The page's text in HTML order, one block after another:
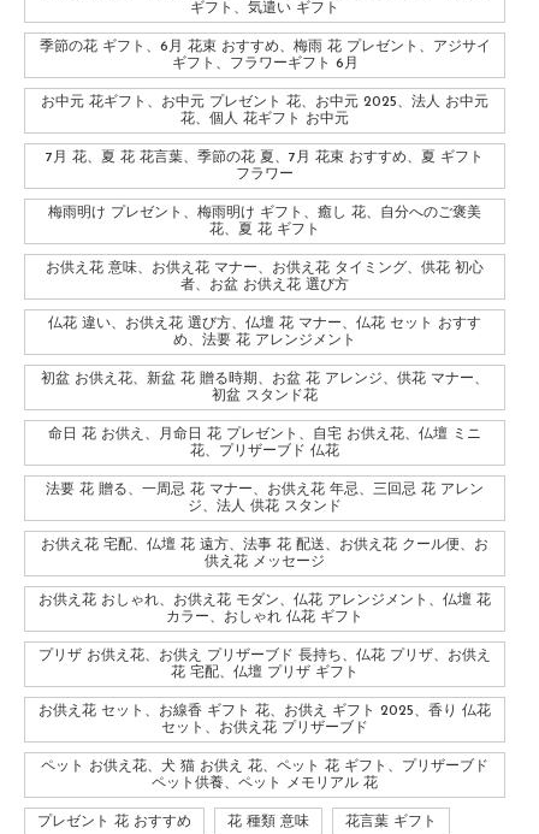
ギフト、気遣い ギフト
季節の花 ギフト、6月 花束 おすすめ、梅雨 花 プレゼント、アジサイ
ギフト、フラワーギフト 6月
お中元 花ギフト、お中元 プレゼント 花、お中元 2025、法人 お中元
花、個人 花ギフト お中元
7月 花、夏 花 花言葉、季節の花 夏、7月 花束 おすすめ、夏 ギフト
フラワー
梅雨明け プレゼント、梅雨明け ギフト、癒し 花、自分へのご褒美
花、夏 花 ギフト
お供え花 意味、お供え花 マナー、お供え花 タイミング、供花 初心
者、お盆 お供え花 選び方
仏花 違い、お供え花 選び方、仏壇 花 マナー、仏花 セット おすす
め、法要 花 アレンジメント
初盆 お供え花、新盆 花 贈る時期、お盆 花 アレンジ、供花 マナー、
初盆 スタンド花
命日 花 お供え、月命日 花 プレゼント、自宅 お供え花、仏壇 ミニ
花、プリザーブド 仏花
法要 花 贈る、一周忌 花 マナー、お供え花 年忌、三回忌 花 アレン
ジ、法人 供花 スタンド
お供え花 宅配、仏壇 花 遠方、法事 花 配送、お供え花 クール便、お
供え花 メッセージ
お供え花 おしゃれ、お供え花 モダン、仏花 アレンジメント、仏壇 花
カラー、おしゃれ 仏花 ギフト
プリザ お供え花、お供え プリザーブド 長持ち、仏花 プリザ、お供え
花 宅配、仏壇 プリザ ギフト
お供え花 セット、お線香 ギフト 花、お供え ギフト 2025、香り 仏花
セット、お供え花 プリザーブド
ペット お供え花、犬 猫 お供え 花、ペット 花 ギフト、プリザーブド
ペット供養、ペット メモリアル 花
プレゼント 花 おすすめ 花 種類 意味 花言葉 ギフト